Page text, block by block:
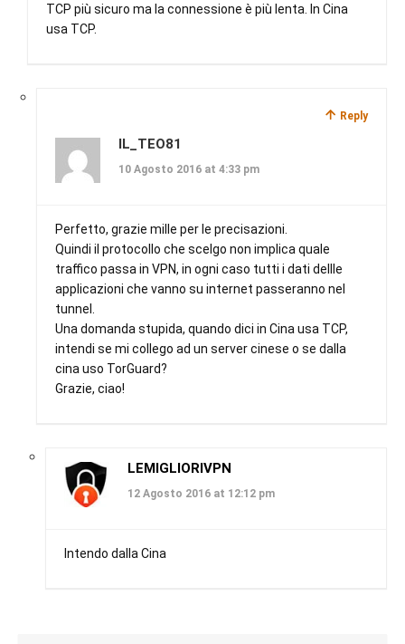
TCP più sicuro ma la connessione è più lenta. In Cina
usa TCP.
Reply
IL_TEO81
10 Agosto 2016 at 4:33 pm
Perfetto, grazie mille per le precisazioni.
Quindi il protocollo che scelgo non implica quale
traffico passa in VPN, in ogni caso tutti i dati dellle
applicazioni che vanno su internet passeranno nel
tunnel.
Una domanda stupida, quando dici in Cina usa TCP,
intendi se mi collego ad un server cinese o se dalla
cina uso TorGuard?
Grazie, ciao!
LEMIGLIORIVPN
12 Agosto 2016 at 12:12 pm
Intendo dalla Cina